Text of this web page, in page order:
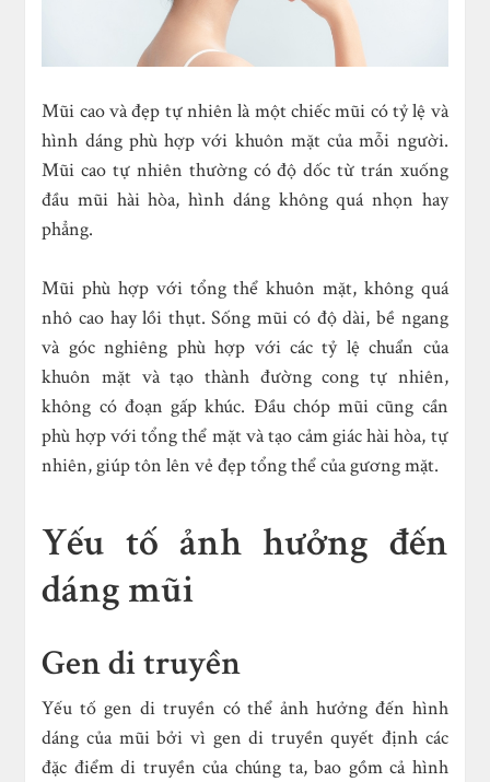
Mũi cao và đẹp tự nhiên là một chiếc mũi có tỷ lệ và
hình dáng phù hợp với khuôn mặt của mỗi người.
Mũi cao tự nhiên thường có độ dốc từ trán xuống
đầu mũi hài hòa, hình dáng không quá nhọn hay
phẳng.
Mũi phù hợp với tổng thể khuôn mặt, không quá
nhô cao hay lồi thụt. Sống mũi có độ dài, bề ngang
và góc nghiêng phù hợp với các tỷ lệ chuẩn của
khuôn mặt và tạo thành đường cong tự nhiên,
không có đoạn gấp khúc. Đầu chóp mũi cũng cần
phù hợp với tổng thể mặt và tạo cảm giác hài hòa, tự
nhiên, giúp tôn lên vẻ đẹp tổng thể của gương mặt.
Yếu tố ảnh hưởng đến
dáng mũi
Gen di truyền
Yếu tố gen di truyền có thể ảnh hưởng đến hình
dáng của mũi bởi vì gen di truyền quyết định các
đặc điểm di truyền của chúng ta, bao gồm cả hình